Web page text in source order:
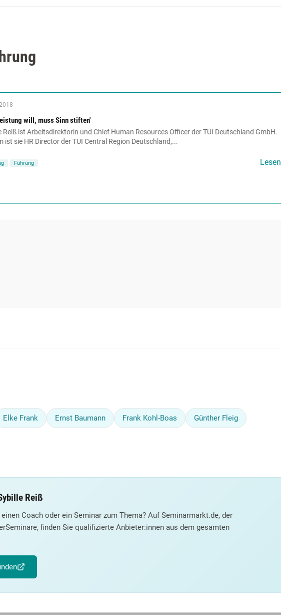
will, muss Sinn stiften'
Reiß ist Arbeitsdirektorin und Chief Human Resources Officer der TUI Deutschland GmbH.
ist sie HR Director der TUI Central Region Deutschland,...
Führung Lesen
Elke Frank Ernst Baumann Frank Kohl-Boas Günther Fleig
Reiß
Coach oder ein Seminar zum Thema? Auf Seminarmarkt.de, der
finden Sie qualifizierte Anbieter:innen aus dem gesamten